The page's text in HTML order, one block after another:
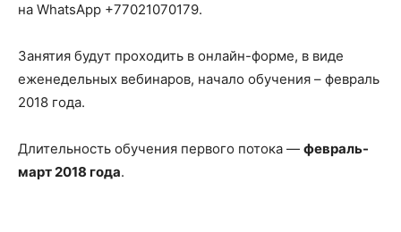
на WhatsApp +77021070179.
Занятия будут проходить в онлайн-форме, в виде
еженедельных вебинаров, начало обучения – февраль
2018 года.
Длительность обучения первого потока — февраль-
март 2018 года.